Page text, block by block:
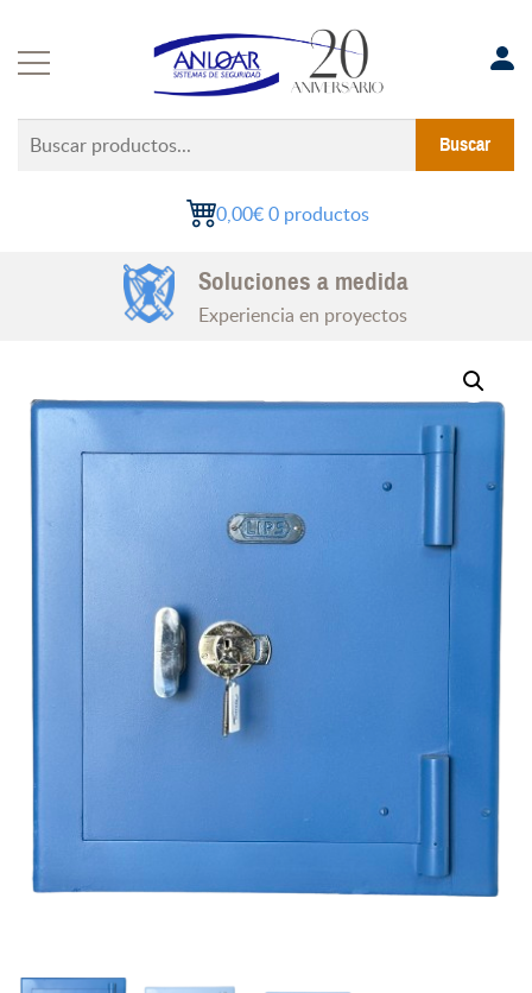
contenido
Buscar
productos...
Buscar
0,00€0 productos
Instalaciones Certificadas
Todo el territorio nacional
Soluciones a medida
Experiencia en proyectos